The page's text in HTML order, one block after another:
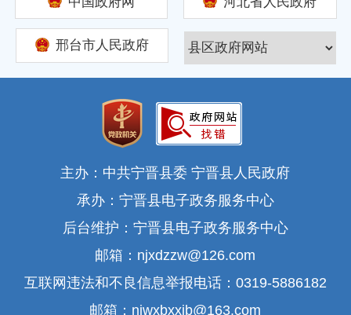
邢台市人民政府
主办：中共宁晋县委 宁晋县人民政府
承办：宁晋县电子政务服务中心
后台维护：宁晋县电子政务服务中心
邮箱：njxdzzw@126.com
互联网违法和不良信息举报电话：0319-5886182
邮箱：njwxbxxjb@163.com